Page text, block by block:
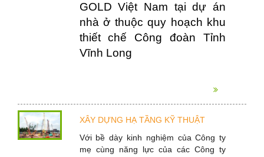
GOLD Việt Nam tại dự án
nhà ở thuộc quy hoạch khu
thiết chế Công đoàn Tỉnh
Vĩnh Long
XÂY DỰNG HẠ TẦNG KỸ THUẬT
Với bề dày kinh nghiệm của Công ty
mẹ cùng năng lực của các Công ty